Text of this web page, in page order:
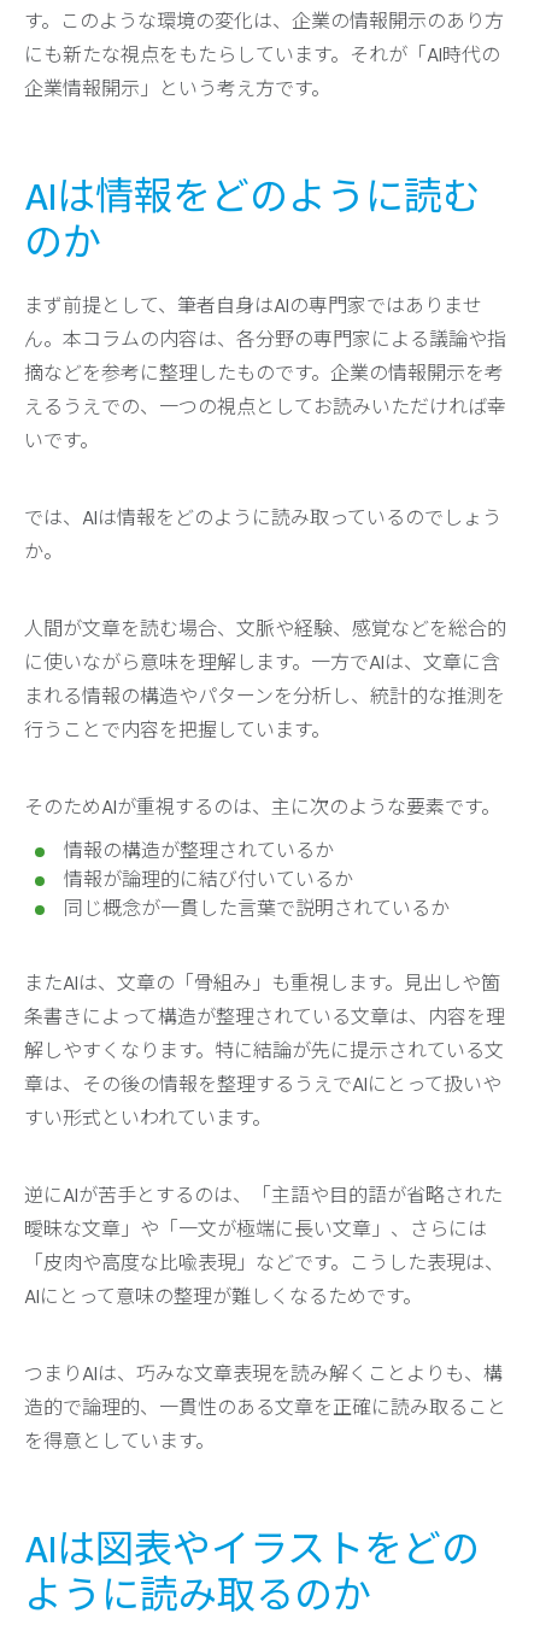
す。このような環境の変化は、企業の情報開示のあり方
にも新たな視点をもたらしています。それが「AI時代の
企業情報開示」という考え方です。
AIは情報をどのように読む
のか
まず前提として、筆者自身はAIの専門家ではありませ
ん。本コラムの内容は、各分野の専門家による議論や指
摘などを参考に整理したものです。企業の情報開示を考
えるうえでの、一つの視点としてお読みいただければ幸
いです。
では、AIは情報をどのように読み取っているのでしょう
か。
人間が文章を読む場合、文脈や経験、感覚などを総合的
に使いながら意味を理解します。一方でAIは、文章に含
まれる情報の構造やパターンを分析し、統計的な推測を
行うことで内容を把握しています。
そのためAIが重視するのは、主に次のような要素です。
情報の構造が整理されているか
情報が論理的に結び付いているか
同じ概念が一貫した言葉で説明されているか
またAIは、文章の「骨組み」も重視します。見出しや箇
条書きによって構造が整理されている文章は、内容を理
解しやすくなります。特に結論が先に提示されている文
章は、その後の情報を整理するうえでAIにとって扱いや
すい形式といわれています。
逆にAIが苦手とするのは、「主語や目的語が省略された
曖昧な文章」や「一文が極端に長い文章」、さらには
「皮肉や高度な比喩表現」などです。こうした表現は、
AIにとって意味の整理が難しくなるためです。
つまりAIは、巧みな文章表現を読み解くことよりも、構
造的で論理的、一貫性のある文章を正確に読み取ること
を得意としています。
AIは図表やイラストをどの
ように読み取るのか